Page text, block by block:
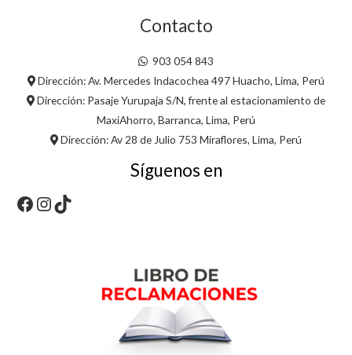
Contacto
903 054 843
Dirección: Av. Mercedes Indacochea 497 Huacho, Lima, Perú
Dirección: Pasaje Yurupaja S/N, frente al estacionamiento de
MaxiAhorro, Barranca, Lima, Perú
Dirección: Av 28 de Julio 753 Miraflores, Lima, Perú
Síguenos en
Facebook Instagram TikTok